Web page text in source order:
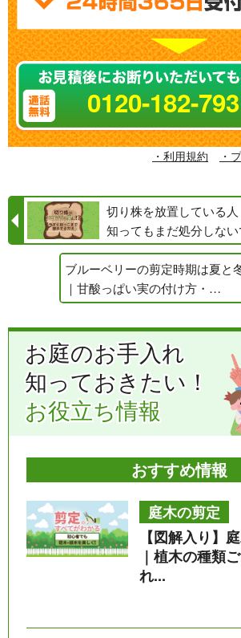
0120-182-793
・利用規約 ・
切り株を放置している
知ってもまだ処分しな
ブルーベリーの剪定時期は夏と
｜甘酸っぱい実の付け方・…
お庭のお手入れ
知っておきたい！
お役立ち情報
おすすめ情報
庭木の剪定
【図解入り】
｜植木の種類
れ...